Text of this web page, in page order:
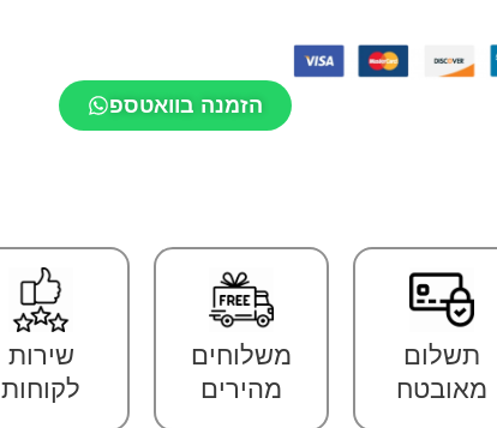
הזמנה בוואטספ
תשלום
מאובטח
משלוחים
מהירים
שירות
לקוחות